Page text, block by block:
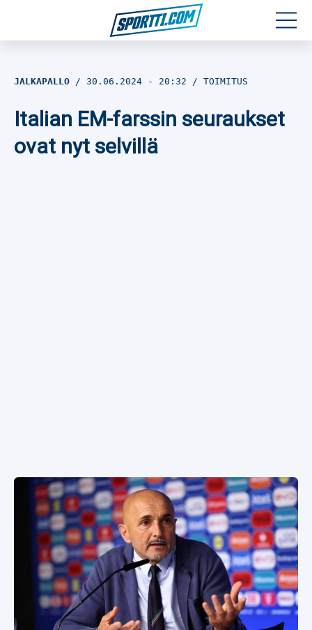
Jalkapallo
JALKAPALLO 30.06.2024 - 20:32 TOIMITUS
Italian EM-farssin seuraukset
ovat nyt selvillä